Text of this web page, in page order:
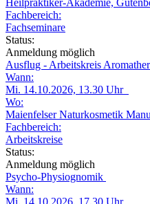
Fachbereich:
Fachseminare
Status:
Anmeldung möglich
Ausflug - Arbeitskreis
Wann:
Mi. 14.10.2026, 13.30 Uhr
Wo:
Maienfelser Naturkosmetik
Fachbereich:
Arbeitskreise
Status:
Anmeldung möglich
Psycho-Physiognomik
Wann:
Mi. 14.10.2026, 17.30 Uhr